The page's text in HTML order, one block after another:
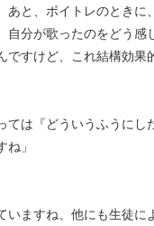
あと、ボイトレのときに
自分が歌ったのをどう感
すけど、これ結構効果
ては『どういうふうに
」
いますね、他にも生徒に